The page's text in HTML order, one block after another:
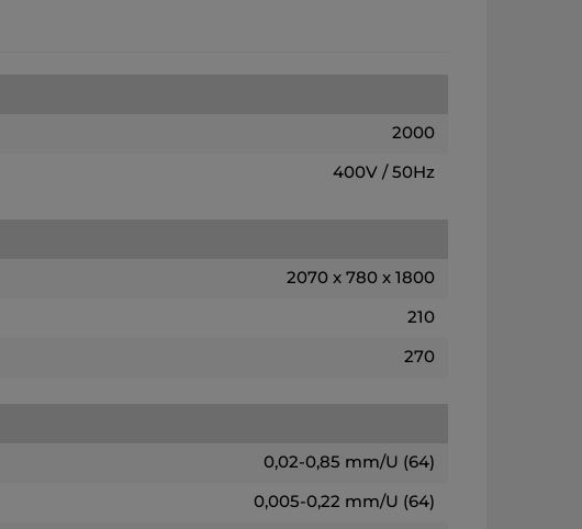
2000
400V / 50Hz
2070 x 780 x 1800
210
270
0,02-0,85 mm/U (64)
0,005-0,22 mm/U (64)